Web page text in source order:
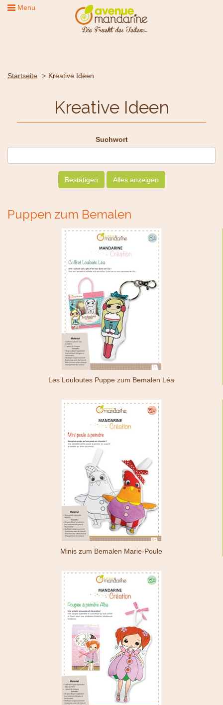
Menu
Startseite Kreative Ideen
Kreative Ideen
Suchwort
Bestätigen Alles anzeigen
Puppen zum Bemalen
Les Louloutes Puppe zum Bemalen Léa
Minis zum Bemalen Marie-Poule